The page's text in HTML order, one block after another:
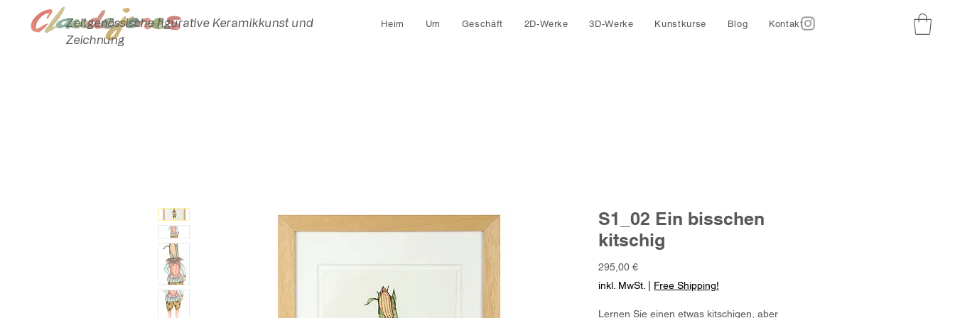
Zeitgenössische figurative Keramikkunst und
Zeichnung
Heim Um Geschäft 2D-Werke 3D-Werke Kunstkurse Blog Kontakt
S1_02 Ein bisschen
kitschig
295,00 €Preis
inkl. MwSt.
Free Shipping!
Lernen Sie einen etwas kitschigen, aber